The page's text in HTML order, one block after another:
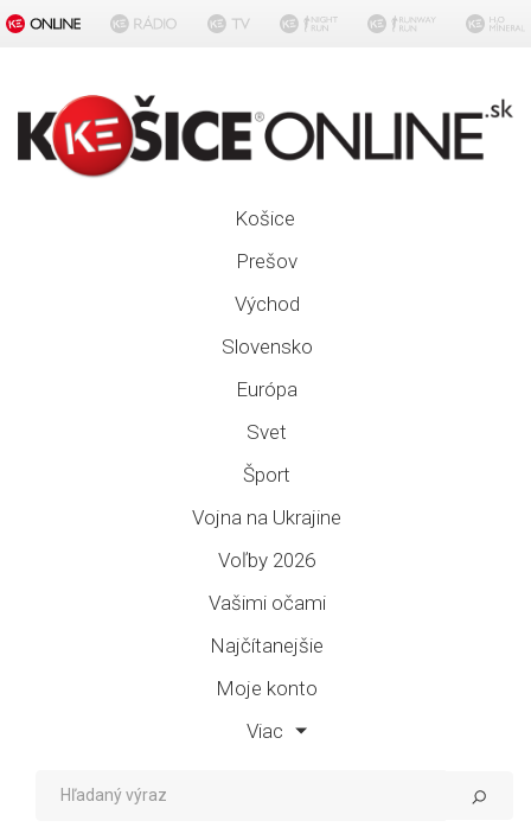
Košice
Prešov
Východ
Slovensko
Európa
Svet
Šport
Vojna na Ukrajine
Voľby 2026
Vašimi očami
Najčítanejšie
Moje konto
Viac